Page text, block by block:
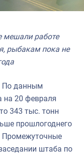
мешали работе
рыбакам пока не
По данным
на 20 февраля
343 тыс. тонн
прошлогоднего
Промежуточные
штаба по